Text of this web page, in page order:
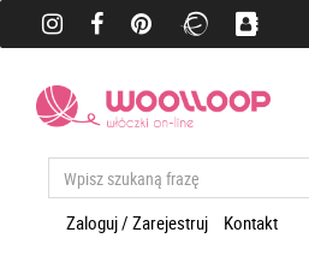
Zaloguj / Zarejestruj Kontakt